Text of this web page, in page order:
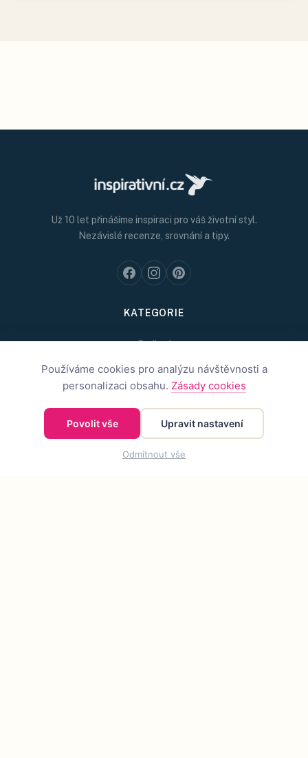
Už 10 let přinášíme inspiraci pro váš životní styl.
Nezávislé recenze, srovnání a tipy.
KATEGORIE
Bydlení
Móda
Zdraví a krása
Magazín
Používáme cookies pro analýzu návštěvnosti a
personalizaci obsahu. Zásady cookies
Povolit vše Upravit nastavení
Odmítnout vše